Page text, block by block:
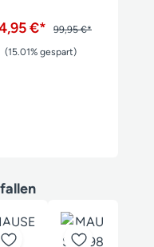
€*
99,95 €*
(15.01% gespart)